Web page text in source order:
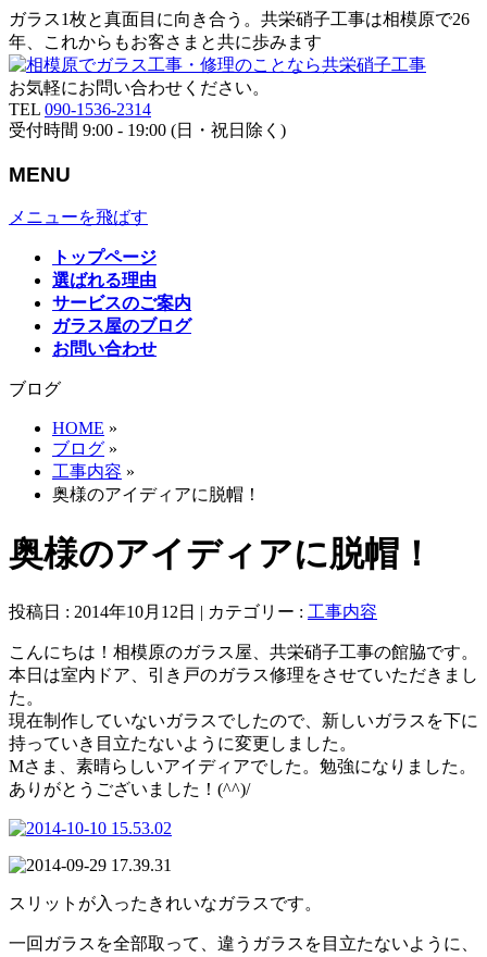
ガラス1枚と真面目に向き合う。共栄硝子工事は相模原で26
年、これからもお客さまと共に歩みます
お気軽にお問い合わせください。
TEL 090-1536-2314
受付時間 9:00 - 19:00 (日・祝日除く)
MENU
メニューを飛ばす
トップページ
選ばれる理由
サービスのご案内
ガラス屋のブログ
お問い合わせ
ブログ
HOME »
ブログ »
工事内容 »
奥様のアイディアに脱帽！
奥様のアイディアに脱帽！
投稿日 : 2014年10月12日 | カテゴリー : 工事内容
こんにちは！相模原のガラス屋、共栄硝子工事の館脇です。
本日は室内ドア、引き戸のガラス修理をさせていただきまし
た。
現在制作していないガラスでしたので、新しいガラスを下に
持っていき目立たないように変更しました。
Mさま、素晴らしいアイディアでした。勉強になりました。
ありがとうございました！(^^)/
スリットが入ったきれいなガラスです。
一回ガラスを全部取って、違うガラスを目立たないように、